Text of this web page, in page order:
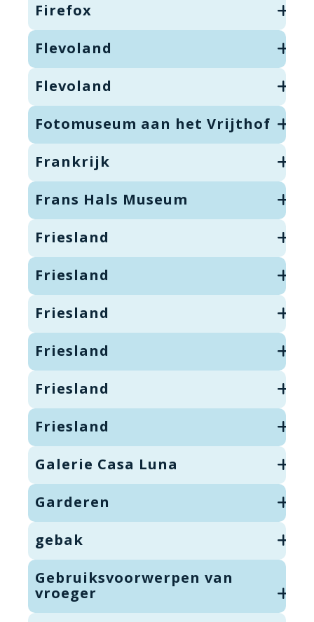
Firefox
Flevoland
Flevoland
Fotomuseum aan het Vrijthof
Frankrijk
Frans Hals Museum
Friesland
Friesland
Friesland
Friesland
Friesland
Friesland
Galerie Casa Luna
Garderen
gebak
Gebruiksvoorwerpen van
vroeger